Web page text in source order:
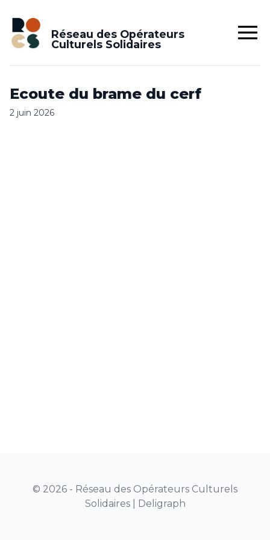
Réseau des Opérateurs
Culturels Solidaires
Ecoute du brame du cerf
2 juin 2026
© 2026 - Réseau des Opérateurs Culturels
Solidaires | Deligraph